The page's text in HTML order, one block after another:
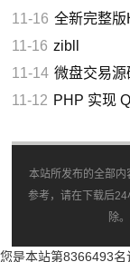
11-16 全新完整
11-16 zibll
11-14 微盘交易
11-12 PHP 实现
本站所发布的全部
参考，请在下载后
除
您是本站第8366493名